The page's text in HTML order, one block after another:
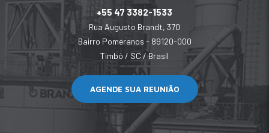
+55 47 3382-1533
Rua Augusto Brandt, 370
Bairro Pomeranos - 89120-000
Timbó / SC / Brasil
AGENDE SUA REUNIÃO